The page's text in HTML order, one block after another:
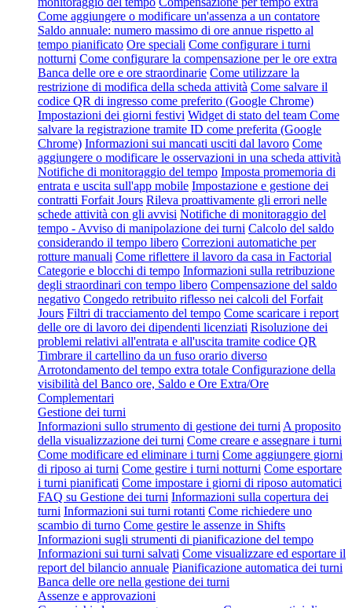
Come aggiungere o modificare un'assenza a un contatore
Saldo annuale: numero massimo di ore annue rispetto al
tempo pianificato Ore speciali Come configurare i turni
notturni Come configurare la compensazione per le ore extra
Banca delle ore e ore straordinarie Come utilizzare la
restrizione di modifica della scheda attività Come salvare il
codice QR di ingresso come preferito (Google Chrome)
Impostazioni dei giorni festivi Widget di stato del team Come
salvare la registrazione tramite ID come preferita (Google
Chrome) Informazioni sui mancati usciti dal lavoro Come
aggiungere o modificare le osservazioni in una scheda attività
Notifiche di monitoraggio del tempo Imposta promemoria di
entrata e uscita sull'app mobile Impostazione e gestione dei
contratti Forfait Jours Rileva proattivamente gli errori nelle
schede attività con gli avvisi Notifiche di monitoraggio del
tempo - Avviso di manipolazione dei turni Calcolo del saldo
considerando il tempo libero Correzioni automatiche per
rotture manuali Come riflettere il lavoro da casa in Factorial
Categorie e blocchi di tempo Informazioni sulla retribuzione
degli straordinari con tempo libero Compensazione del saldo
negativo Congedo retribuito riflesso nei calcoli del Forfait
Jours Filtri di tracciamento del tempo Come scaricare i report
delle ore di lavoro dei dipendenti licenziati Risoluzione dei
problemi relativi all'entrata e all'uscita tramite codice QR
Timbrare il cartellino da un fuso orario diverso
Arrotondamento del tempo extra totale Configurazione della
visibilità del Banco ore, Saldo e Ore Extra/Ore
Complementari
Gestione dei turni
Informazioni sullo strumento di gestione dei turni A proposito
della visualizzazione dei turni Come creare e assegnare i turni
Come modificare ed eliminare i turni Come aggiungere giorni
di riposo ai turni Come gestire i turni notturni Come esportare
i turni pianificati Come impostare i giorni di riposo automatici
FAQ su Gestione dei turni Informazioni sulla copertura dei
turni Informazioni sui turni rotanti Come richiedere uno
scambio di turno Come gestire le assenze in Shifts
Informazioni sugli strumenti di pianificazione del tempo
Informazioni sui turni salvati Come visualizzare ed esportare il
report del bilancio annuale Pianificazione automatica dei turni
Banca delle ore nella gestione dei turni
Assenze e approvazioni